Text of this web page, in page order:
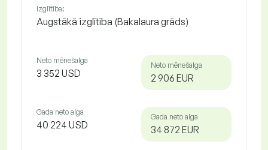
Izglītība:
Augstākā izglītība (Bakalaura grāds)
Neto mēnešalga
3 352 USD
Neto mēnešalga
2 906 EUR
Gada neto alga
40 224 USD
Gada neto alga
34 872 EUR